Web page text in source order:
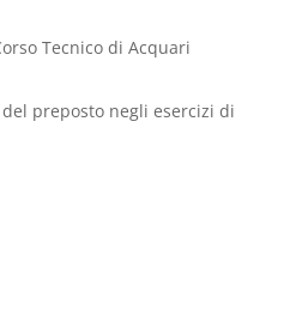
Tecnico di Acquari
del preposto negli esercizi di